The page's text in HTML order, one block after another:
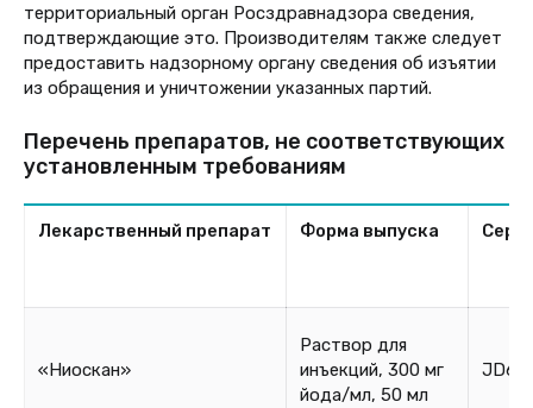
территориальный орган Росздравнадзора сведения,
подтверждающие это. Производителям также следует
предоставить надзорному органу сведения об изъятии
из обращения и уничтожении указанных партий.
Перечень препаратов, не соответствующих
установленным требованиям
Лекарственный препарат Форма выпуска
«Ниоскан»
Раствор для
инъекций, 300 мг
йода/мл, 50 мл